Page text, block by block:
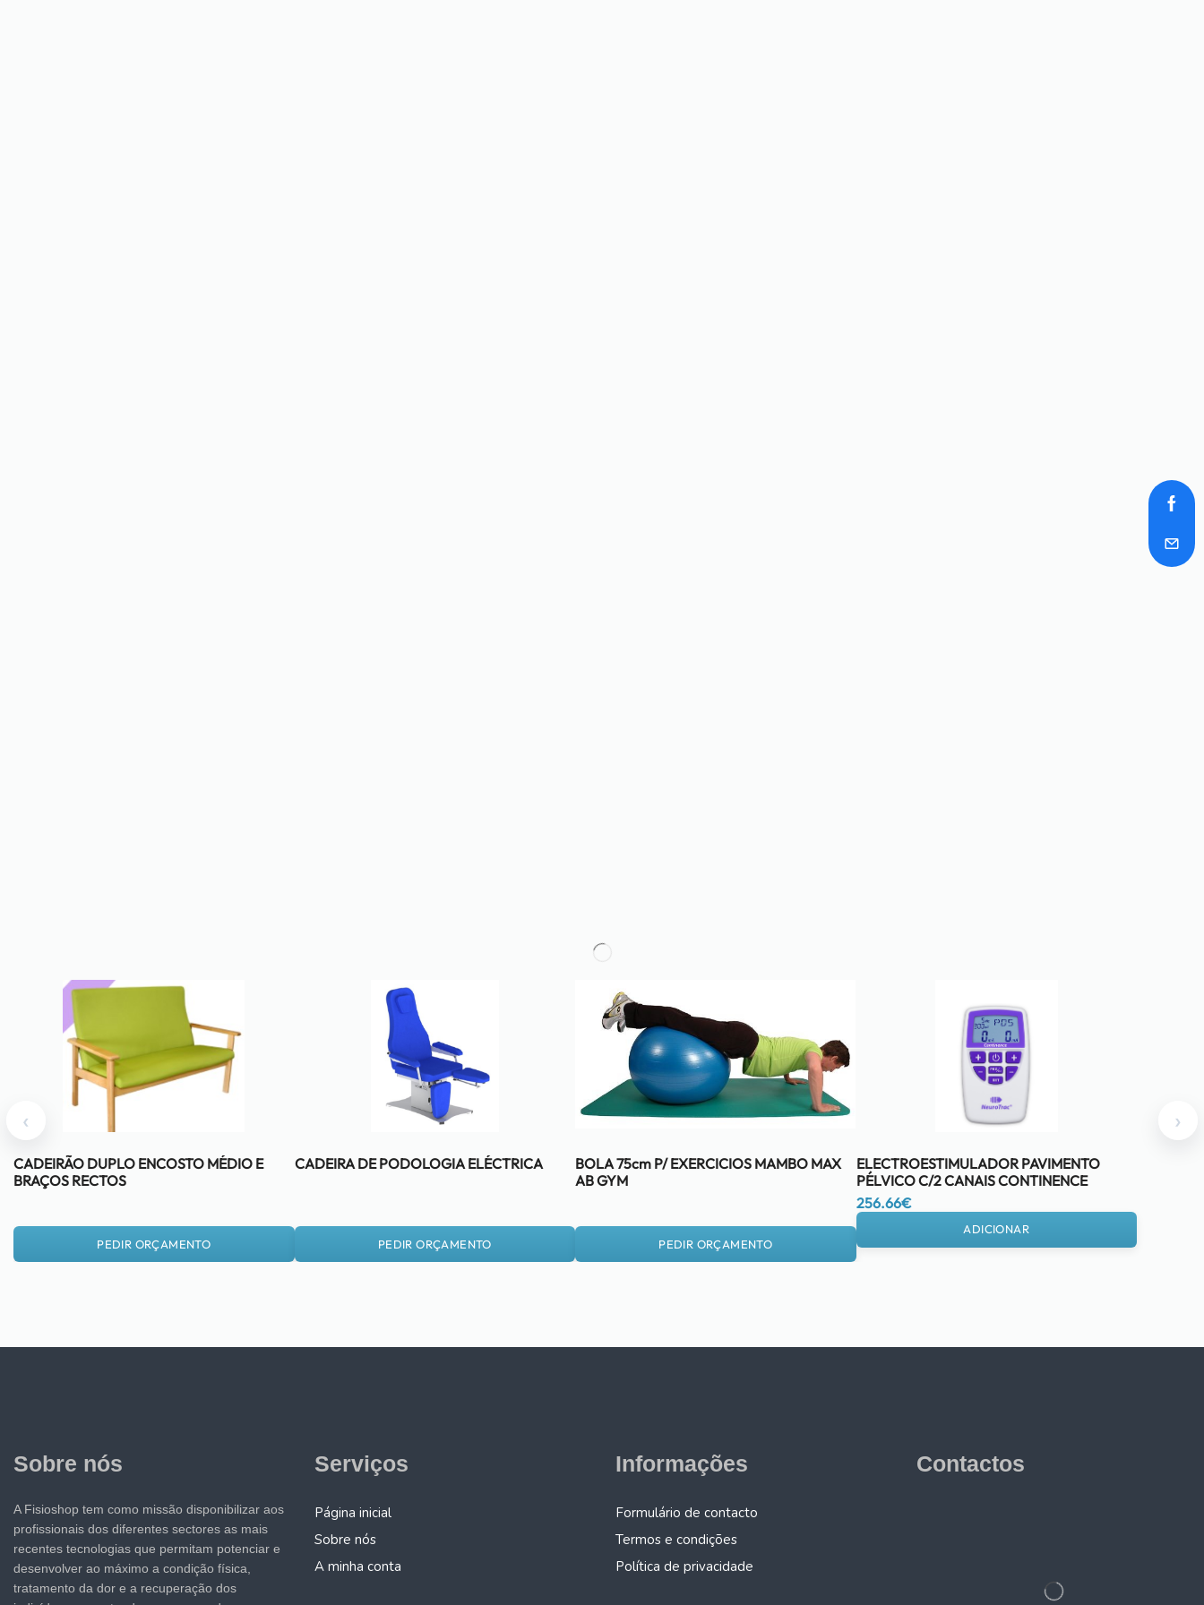
CADEIRÃO DUPLO ENCOSTO MÉDIO E
BRAÇOS RECTOS
PEDIR ORÇAMENTO
CADEIRA DE PODOLOGIA ELÉCTRICA
PEDIR ORÇAMENTO
BOLA 75cm P/ EXERCICIOS MAMBO MAX
AB GYM
PEDIR ORÇAMENTO
ELECTROESTIMULADOR PAVIMENTO
PÉLVICO C/2 CANAIS CONTINENCE
256.66€
ADICIONAR
‹ ›
Sobre nós
A Fisioshop tem como missão disponibilizar aos
profissionais dos diferentes sectores as mais
recentes tecnologias que permitam potenciar e
desenvolver ao máximo a condição física,
tratamento da dor e a recuperação dos
Serviços
Página inicial
Sobre nós
A minha conta
Informações
Formulário de contacto
Termos e condições
Política de privacidade
Contactos